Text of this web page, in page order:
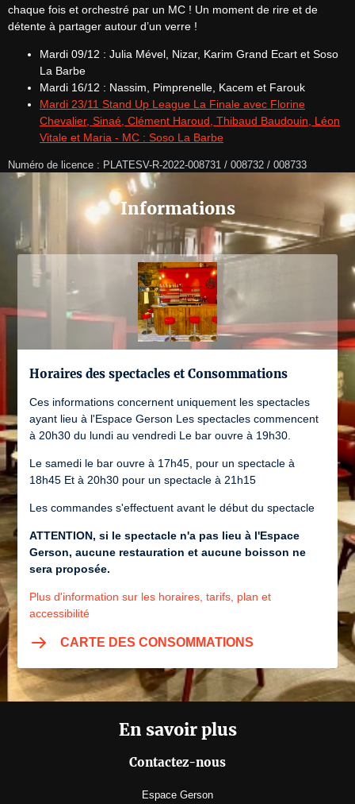
chaque fois et orchestré par un MC ! Un moment de rire et de
détente à partager autour d’un verre !
Mardi 09/12 : Julia Mével, Nizar, Karim Grand Ecart et Soso
La Barbe
Mardi 16/12 : Nassim, Pimprenelle, Kacem et Farouk
Mardi 23/11 Stand Up League La Finale avec Florine
Chevalier, Sinaé, Clément Haroud, Thibaud Baudouin, Léon
Vitale et Maria - MC : Soso La Barbe
Numéro de licence : PLATESV-R-2022-008731 / 008732 / 008733
Informations
Horaires des spectacles et Consommations
Ces informations concernent uniquement les spectacles
ayant lieu à l'Espace Gerson Les spectacles commencent
à 20h30 du lundi au vendredi Le bar ouvre à 19h30.
Le samedi le bar ouvre à 17h45, pour un spectacle à
18h45 Et à 20h30 pour un spectacle à 21h15
Les commandes s'effectuent avant le début du spectacle
ATTENTION, si le spectacle n'a pas lieu à l'Espace
Gerson, aucune restauration et aucune boisson ne
sera proposée.
Plus d'information sur les horaires, tarifs, plan et
accessibilité
CARTE DES CONSOMMATIONS
En savoir plus
Contactez-nous
Espace Gerson